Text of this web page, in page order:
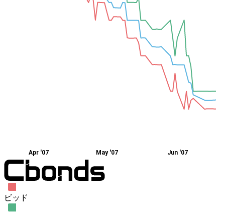
Apr '07 May '07 Jun '07
ビッド